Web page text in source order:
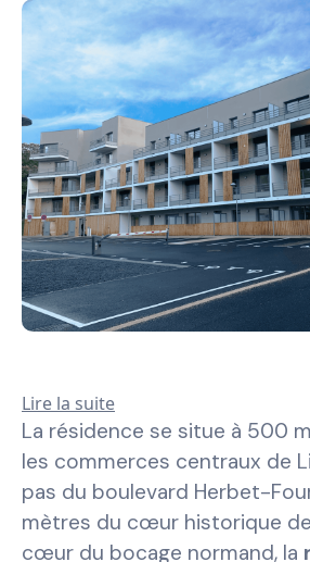
Lire la suite
La résidence se situe à 500
les commerces centraux de
pas du boulevard Herbet-
mètres du cœur historique de
cœur du bocage normand, la